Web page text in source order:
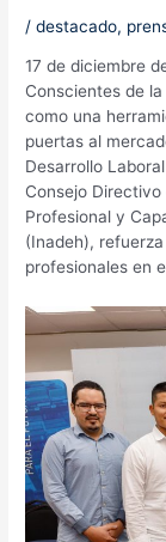
/destacado,
17 de diciembre
Conscientes de
como una
puertas al
Desarrollo
Consejo
Profesional y
(Inadeh),
profesionales en